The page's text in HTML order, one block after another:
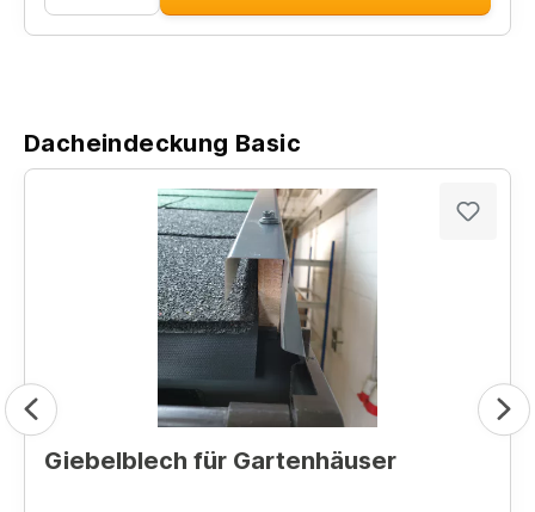
Dacheindeckung Basic
Giebelblech für Gartenhäuser